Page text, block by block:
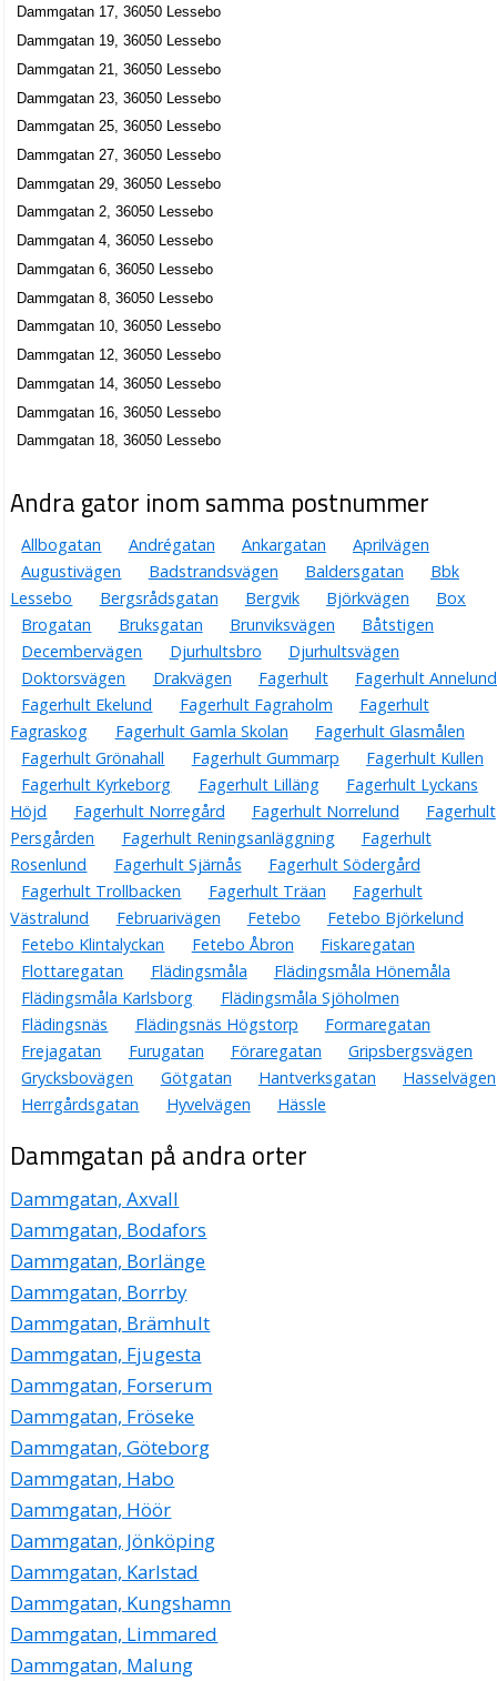
Dammgatan 17, 36050 Lessebo
Dammgatan 19, 36050 Lessebo
Dammgatan 21, 36050 Lessebo
Dammgatan 23, 36050 Lessebo
Dammgatan 25, 36050 Lessebo
Dammgatan 27, 36050 Lessebo
Dammgatan 29, 36050 Lessebo
Dammgatan 2, 36050 Lessebo
Dammgatan 4, 36050 Lessebo
Dammgatan 6, 36050 Lessebo
Dammgatan 8, 36050 Lessebo
Dammgatan 10, 36050 Lessebo
Dammgatan 12, 36050 Lessebo
Dammgatan 14, 36050 Lessebo
Dammgatan 16, 36050 Lessebo
Dammgatan 18, 36050 Lessebo
Andra gator inom samma postnummer
Allbogatan Andrégatan Ankargatan
Aprilvägen
Augustivägen
Badstrandsvägen Baldersgatan
Bbk
Lessebo
Bergsrådsgatan Bergvik Björkvägen
Box
Brogatan
Bruksgatan Brunviksvägen
Båtstigen
Decembervägen
Djurhultsbro
Djurhultsvägen
Doktorsvägen
Drakvägen Fagerhult
Fagerhult Annelund
Fagerhult Ekelund
Fagerhult Fagraholm
Fagerhult
Fagraskog
Fagerhult Gamla Skolan
Fagerhult Glasmålen
Fagerhult Grönahall
Fagerhult Gummarp
Fagerhult Kullen
Fagerhult Kyrkeborg
Fagerhult Lilläng
Fagerhult Lyckans
Höjd
Fagerhult Norregård Fagerhult Norrelund
Fagerhult
Persgården
Fagerhult Reningsanläggning
Fagerhult
Rosenlund
Fagerhult Sjärnås
Fagerhult Södergård
Fagerhult Trollbacken
Fagerhult Träan
Fagerhult
Västralund
Februarivägen Fetebo
Fetebo Björkelund
Fetebo Klintalyckan
Fetebo Åbron
Fiskaregatan
Flottaregatan
Flädingsmåla
Flädingsmåla Hönemåla
Flädingsmåla Karlsborg
Flädingsmåla Sjöholmen
Flädingsnäs
Flädingsnäs Högstorp
Formaregatan
Frejagatan
Furugatan Föraregatan
Gripsbergsvägen
Grycksbovägen
Götgatan Hantverksgatan
Hasselvägen
Herrgårdsgatan
Hyvelvägen Hässle
Dammgatan på andra orter
Dammgatan, Axvall
Dammgatan, Bodafors
Dammgatan, Borlänge
Dammgatan, Borrby
Dammgatan, Brämhult
Dammgatan, Fjugesta
Dammgatan, Forserum
Dammgatan, Fröseke
Dammgatan, Göteborg
Dammgatan, Habo
Dammgatan, Höör
Dammgatan, Jönköping
Dammgatan, Karlstad
Dammgatan, Kungshamn
Dammgatan, Limmared
Dammgatan, Malung